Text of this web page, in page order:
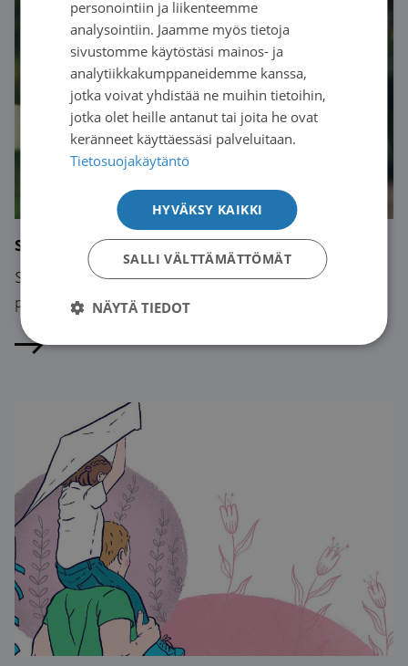
Syöpä ja taloudellinen tilanne
Syöpään sairastuminen voi heikentää merkittävästi
potilaan ja hänen perheensä taloudellista tilannetta.
Lue artikkeli
personointiin ja liikenteemme
analysointiin. Jaamme myös tietoja
sivustomme käytöstäsi mainos- ja
analytiikkakumppaneidemme kanssa,
jotka voivat yhdistää ne muihin tietoihin,
jotka olet heille antanut tai joita he ovat
keränneet käyttäessäsi palveluitaan.
Tietosuojakäytäntö
HYVÄKSY KAIKKI
SALLI VÄLTTÄMÄTTÖMÄT
NÄYTÄ TIEDOT